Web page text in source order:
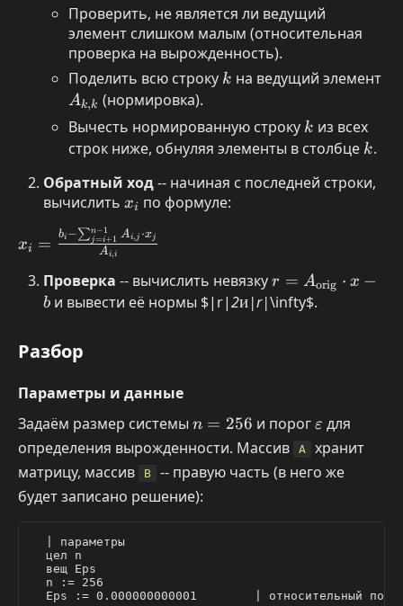
Проверить, не является ли ведущий
элемент слишком малым (относительная
проверка на вырожденность).
Поделить всю строку k
k на ведущий элемент
Ak,k (нормировка).
Вычесть нормированную строку k
k из всех
строк ниже, обнуляя элементы в столбце k
k.
Обратный ход-- начиная с последней строки,
вычислить x_i
xi по формуле:
x_i = \frac{b_i -
\sum_{j=i+1}^{n-
1} A_{i,j} \cdot
x_j}{A_{i,i}}
xi = Ai,i
bi −∑j=i+1
n−1 Ai, j ⋅xj
Проверка -- вычислить невязкуr =
A_{\text{orig}}
r = Aorig ⋅ x −
b и вывести её нормы $|r|2и
и|r|\infty$.
Разбор
Параметры и данные
Задаём размер системы n
=
n = 256 и порог\varepsilon
ε для
определения вырожденности. Массив
A
хранит
матрицу, массив
B
-- правую часть (в него же
будет записано решение):
  | параметры
  цел n
  вещ Eps
  n := 256
Eps := 0.000000000001        | относительный